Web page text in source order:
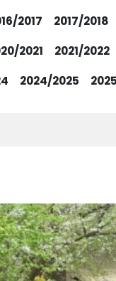
2017 2017/2018
2021 2021/2022
2024/2025